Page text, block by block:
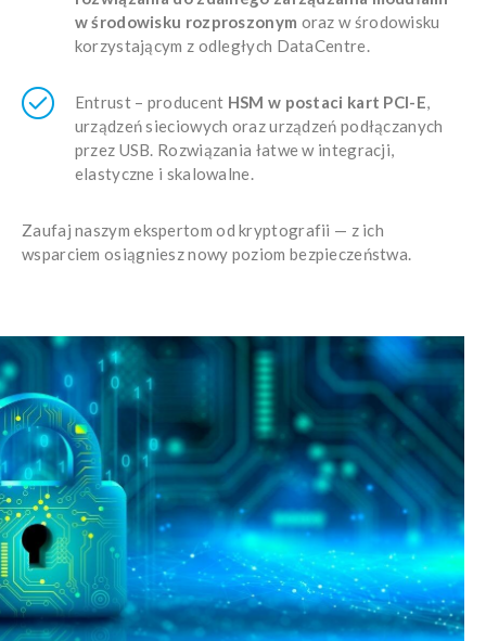
w środowisku rozproszonym oraz w środowisku
korzystającym z odległych DataCentre.
Entrust – producent HSM w postaci kart PCI-E,
urządzeń sieciowych oraz urządzeń podłączanych
przez USB. Rozwiązania łatwe w integracji,
elastyczne i skalowalne.
Zaufaj naszym ekspertom od kryptografii — z ich
wsparciem osiągniesz nowy poziom bezpieczeństwa.